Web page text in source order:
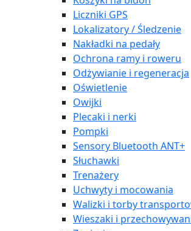
Liczniki GPS
Lokalizatory / Śledzenie
Nakładki na pedały
Ochrona ramy i roweru
Odżywianie i regeneracja
Oświetlenie
Owijki
Plecaki i nerki
Pompki
Sensory Bluetooth ANT+
Słuchawki
Trenażery
Uchwyty i mocowania
Walizki i torby
Wieszaki i